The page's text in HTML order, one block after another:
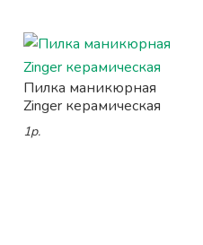
Пилка маникюрная
Zinger керамическая
1р.